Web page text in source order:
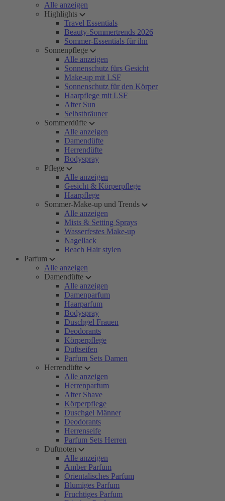
Alle anzeigen
Highlights
Travel Essentials
Beauty-Sommertrends 2026
Sommer-Essentials für ihn
Sonnenpflege
Alle anzeigen
Sonnenschutz fürs Gesicht
Make-up mit LSF
Sonnenschutz für den Körper
Haarpflege mit LSF
After Sun
Selbstbräuner
Sommerdüfte
Alle anzeigen
Damendüfte
Herrendüfte
Bodyspray
Pflege
Alle anzeigen
Gesicht & Körperpflege
Haarpflege
Sommer-Make-up und Trends
Alle anzeigen
Mists & Setting Sprays
Wasserfestes Make-up
Nagellack
Beach Hair stylen
Parfum
Alle anzeigen
Damendüfte
Alle anzeigen
Damenparfum
Haarparfum
Bodyspray
Duschgel Frauen
Deodorants
Körperpflege
Duftseifen
Parfum Sets Damen
Herrendüfte
Alle anzeigen
Herrenparfum
After Shave
Körperpflege
Duschgel Männer
Deodorants
Herrenseife
Parfum Sets Herren
Duftnoten
Alle anzeigen
Amber Parfum
Orientalisches Parfum
Blumiges Parfum
Fruchtiges Parfum